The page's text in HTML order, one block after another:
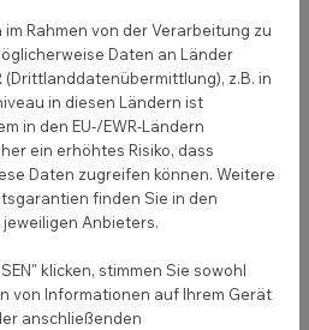
neue Mitarbeiter
Rahmen von der Verarbeitung zu
Daten an Länder
(Drittlanddatenübermittlung), z.B. in
in diesen Ländern ist
in den EU-/EWR-Ländern
ein erhöhtes Risiko, dass
Daten zugreifen können. Weitere
finden Sie in den
Anbieters.
klicken, stimmen Sie sowohl
von Informationen auf Ihrem Gerät
anschließenden